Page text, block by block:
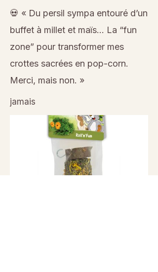
💀 « Du persil sympa entouré d’un
buffet à millet et maïs… La “fun
zone” pour transformer mes
crottes sacrées en pop-corn.
Merci, mais non. »
jamais